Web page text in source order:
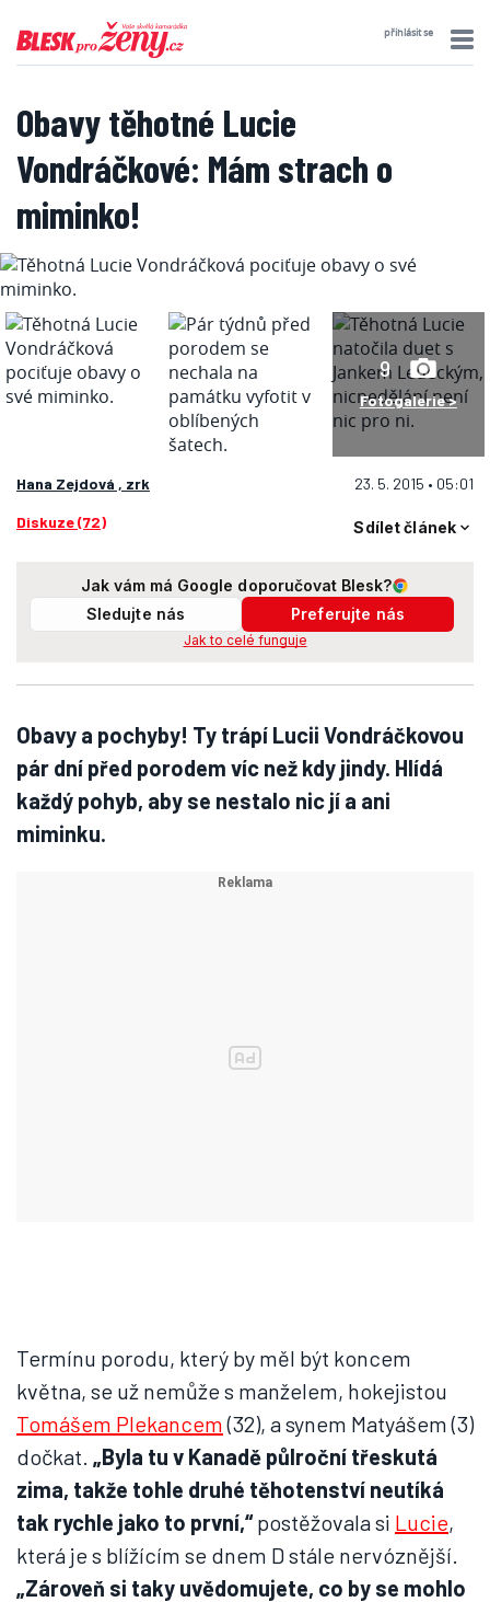
přihlásit se
Obavy těhotné Lucie
Vondráčkové: Mám strach o
miminko!
9
Fotogalerie >
Hana Zejdová , zrk 23. 5. 2015 • 05:01
Diskuze (72) Sdílet článek
Jak vám má Google doporučovat Blesk?
Sledujte nás
Preferujte nás
Jak to celé funguje
Obavy a pochyby! Ty trápí Lucii Vondráčkovou
pár dní před porodem víc než kdy jindy. Hlídá
každý pohyb, aby se nestalo nic jí a ani
miminku.
Termínu porodu, který by měl být koncem
května, se už nemůže s manželem, hokejistou
Tomášem Plekancem(32), a synem Matyášem (3)
dočkat. „Byla tu v Kanadě půlroční třeskutá
zima, takže tohle druhé těhotenství neutíká
tak rychle jako to první,“postěžovala si Lucie,
která je s blížícím se dnem D stále nervóznější.
„Zároveň si taky uvědomujete, co by se mohlo